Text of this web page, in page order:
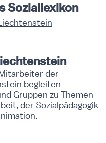
Soziallexikon
der
begleiten
Gruppen zu Themen
der Sozialpädagogik